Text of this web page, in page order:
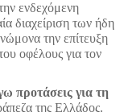
ενδεχόμενη
διαχείριση των ήδη
την επίτευξη
οφέλους για τον
προτάσεις για τη
της Ελλάδος.